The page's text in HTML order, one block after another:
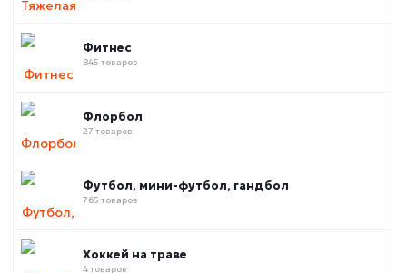
Фитнес
845 товаров
Флорбол
27 товаров
Футбол, мини-футбол, гандбол
765 товаров
Хоккей на траве
4 товаров